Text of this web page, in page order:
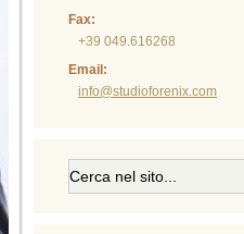
Fax:
+39 049.616268
Email:
info@studioforenix.com